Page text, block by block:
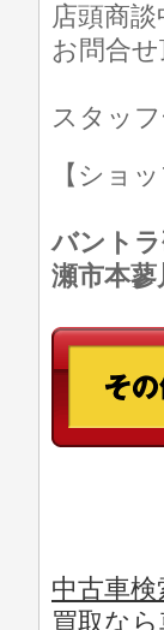
店頭商
お問合
スタッ
【ショ
バント
瀬市本蓼
中古車
買取な